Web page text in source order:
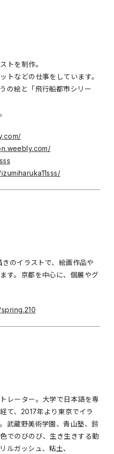
トを制作。
トなどの仕事をしています。
の絵と「飛行船都市シリー
のイラストで、絵画作品や
す。京都を中心に、個展やグ
レーター。大学で日本語を専
て、2017年より東京でイラ
武蔵野美術学園、青山塾、鈴
でのびのび、生き生きする動
ルガッシュ、粘土、